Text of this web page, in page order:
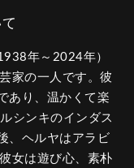
年～2024年）
家の一人です。彼
あり、温かくて楽
シンキのインダス
、ヘルヤはアラビ
女は遊び心、素朴